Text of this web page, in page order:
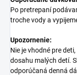
Po pretrepaní
troche vody a
Upozornenie:
Nie je vhodné pre
dosahu malých detí.
odporúčaná denná